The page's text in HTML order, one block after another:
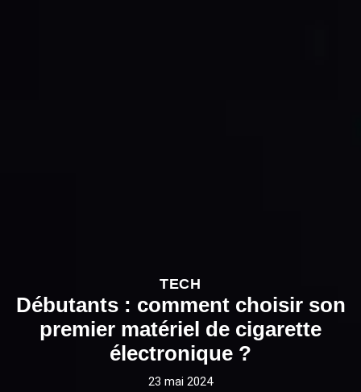
TECH
Débutants : comment choisir son
premier matériel de cigarette
électronique ?
23 mai 2024